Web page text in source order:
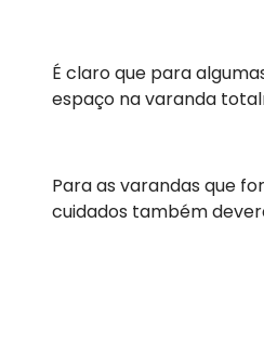
É claro que para
espaço na varanda
Para as varandas que
cuidados também